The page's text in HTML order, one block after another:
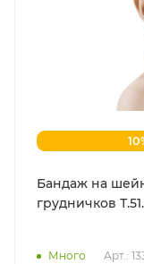
Бандаж на
Много Арт.: